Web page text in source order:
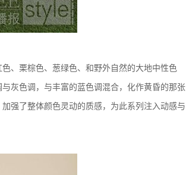
、栗棕色、葱绿色、和野外自然的大地中性色
灰色调，与丰富的蓝色调混合，化作黄昏的那张
强了整体颜色灵动的质感，为此系列注入动感与